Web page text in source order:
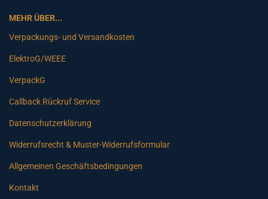
MEHR ÜBER...
Verpackungs- und Versandkosten
ElektroG/WEEE
VerpackG
Callback Rückruf Service
Datenschutzerklärung
Widerrufsrecht & Muster-Widerrufsformular
Allgemeinen Geschäftsbedingungen
Kontakt